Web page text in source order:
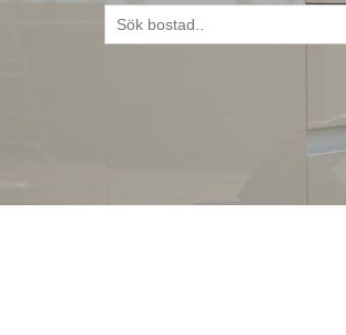
Sök
efter: